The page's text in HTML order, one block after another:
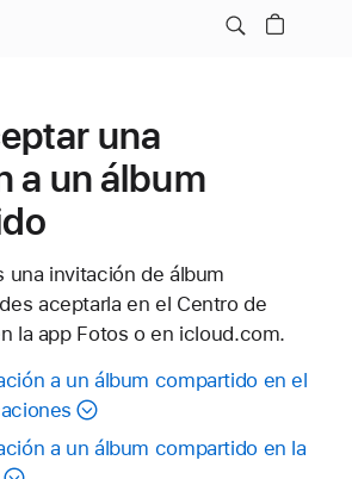
una
a un álbum
una invitación de álbum
aceptarla en el Centro de
la app Fotos o en icloud.com.
a un álbum compartido en el
a un álbum compartido en la